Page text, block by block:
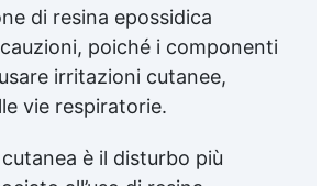
di resina epossidica
poiché i componenti
irritazioni cutanee,
vie respiratorie.
cutanea è il disturbo più